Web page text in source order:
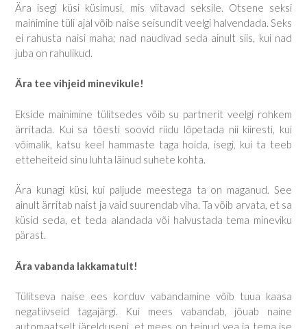
Ära isegi küsi küsimusi, mis viitavad seksile. Otsene seksi
mainimine tüli ajal võib naise seisundit veelgi halvendada. Seks
ei rahusta naisi maha; nad naudivad seda ainult siis, kui nad
juba on rahulikud.
Ära tee vihjeid minevikule!
Ekside mainimine tülitsedes võib su partnerit veelgi rohkem
ärritada. Kui sa tõesti soovid riidu lõpetada nii kiiresti, kui
võimalik, katsu keel hammaste taga hoida, isegi, kui ta teeb
etteheiteid sinu luhta läinud suhete kohta.
Ära kunagi küsi, kui paljude meestega ta on maganud. See
ainult ärritab naist ja vaid suurendab viha. Ta võib arvata, et sa
küsid seda, et teda alandada või halvustada tema mineviku
pärast.
Ära vabanda lakkamatult!
Tülitseva naise ees korduv vabandamine võib tuua kaasa
negatiivseid tagajärgi. Kui mees vabandab, jõuab naine